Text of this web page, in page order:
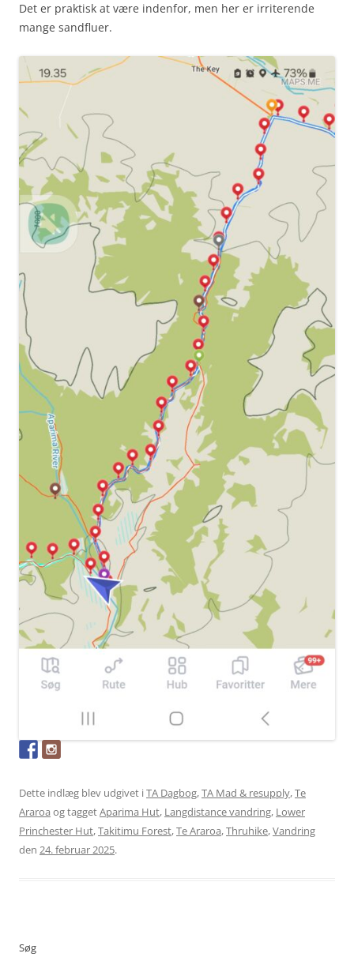
Det er praktisk at være indenfor, men her er irriterende
mange sandfluer.
Dette indlæg blev udgivet iTA Dagbog,TA Mad & resupply,Te
Araroa og taggetAparima Hut, Langdistance vandring, Lower
Princhester Hut,Takitimu Forest,Te Araroa,Thruhike,Vandring
den 24. februar 2025.
Søg